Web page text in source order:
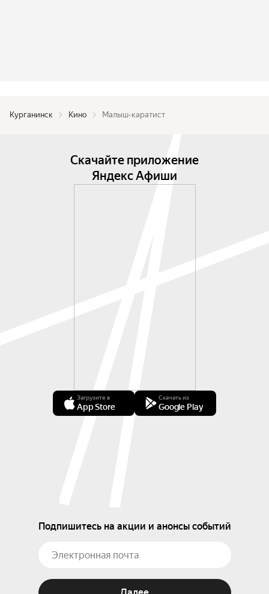
Курганинск Кино Малыш-каратист
Скачайте приложение
Яндекс Афиши
Загрузите в
App Store
Скачать из
Google Play
Подпишитесь на акции и анонсы событий